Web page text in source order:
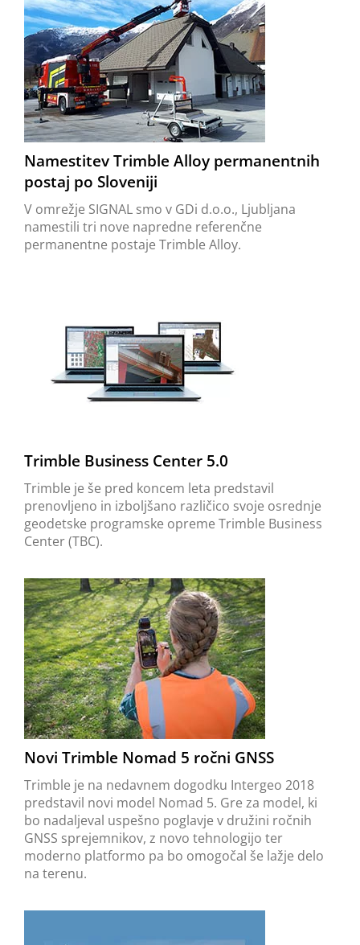
Namestitev Trimble Alloy permanentnih
postaj po Sloveniji
V omrežje SIGNAL smo v GDi d.o.o., Ljubljana
namestili tri nove napredne referenčne
permanentne postaje Trimble Alloy.
Trimble Business Center 5.0
Trimble je še pred koncem leta predstavil
prenovljeno in izboljšano različico svoje osrednje
geodetske programske opreme Trimble Business
Center (TBC).
Novi Trimble Nomad 5 ročni GNSS
Trimble je na nedavnem dogodku Intergeo 2018
predstavil novi model Nomad 5. Gre za model, ki
bo nadaljeval uspešno poglavje v družini ročnih
GNSS sprejemnikov, z novo tehnologijo ter
moderno platformo pa bo omogočal še lažje delo
na terenu.